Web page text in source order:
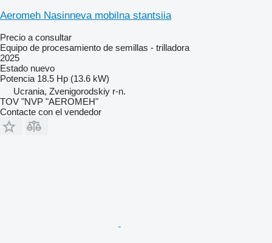
Aeromeh Nasinneva mobilna stantsiia
Precio a consultar
Equipo de procesamiento de semillas - trilladora
2025
Estado nuevo
Potencia 18.5 Hp (13.6 kW)
Ucrania, Zvenigorodskiy r-n.
TOV "NVP "AEROMEH"
Contacte con el vendedor